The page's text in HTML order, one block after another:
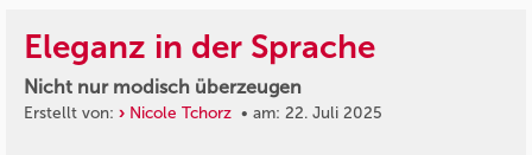
Eleganz in der Sprache
Nicht nur modisch überzeugen
Erstellt von: Nicole Tchorz • am: 22. Juli 2025